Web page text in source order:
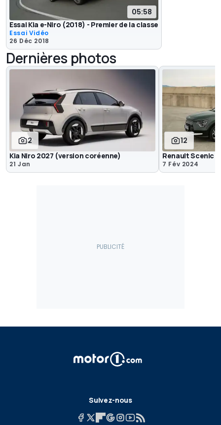
05:58
Essai Kia e-Niro (2018) - Premier de la classe
Essai Vidéo
26 Déc 2018
Dernières photos
2
Kia Niro 2027 (version coréenne)
21 Jan
12
Renault Scenic
7 Fév 2024
Suivez-nous